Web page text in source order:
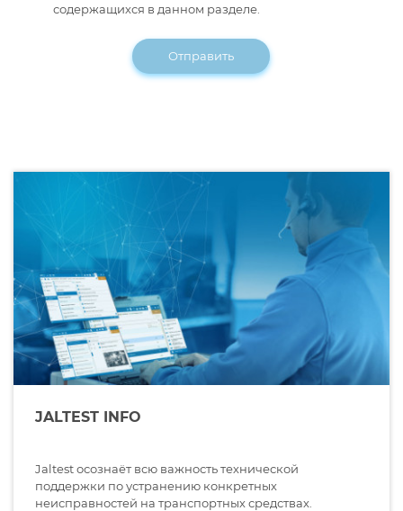
содержащихся в данном разделе.
Отправить
JALTEST INFO
Jaltest осознаёт всю важность технической
поддержки по устранению конкретных
неисправностей на транспортных средствах.